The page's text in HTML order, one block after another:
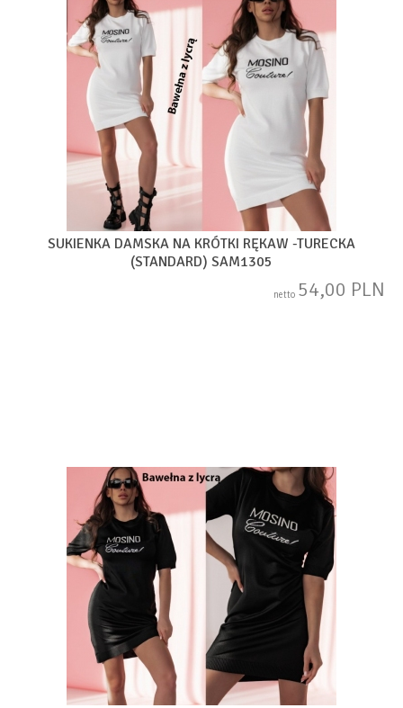
SUKIENKA DAMSKA NA KRÓTKI RĘKAW -TURECKA
(STANDARD) SAM1305
netto 54,00 PLN